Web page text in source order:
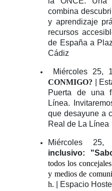
combina
y aprendizaje
recursos
de España a
Cádiz
Miércoles 25,
CONMIGO?
|
Puerta de una
Línea.
que desayune a
Real de La Línea
Miércoles
inclusivo:
todos los
y medios de
h. | Espacio